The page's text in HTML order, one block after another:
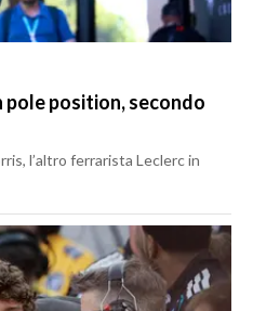
pole position, secondo
l’altro ferrarista Leclerc in